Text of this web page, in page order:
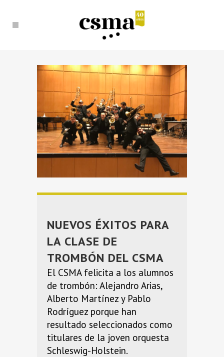
NUEVOS ÉXITOS PARA
LA CLASE DE
TROMBÓN DEL CSMA
El CSMA felicita a los alumnos
de trombón: Alejandro Arias,
Alberto Martínez y Pablo
Rodríguez porque han
resultado seleccionados como
titulares de la joven orquesta
Schleswig-Holstein.